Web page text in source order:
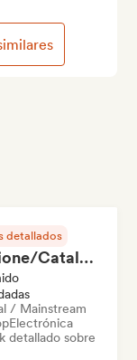
detallados
Rob Tavaglione/Catalyst Recording
/ Mainstream
Electrónica
detallado sobre